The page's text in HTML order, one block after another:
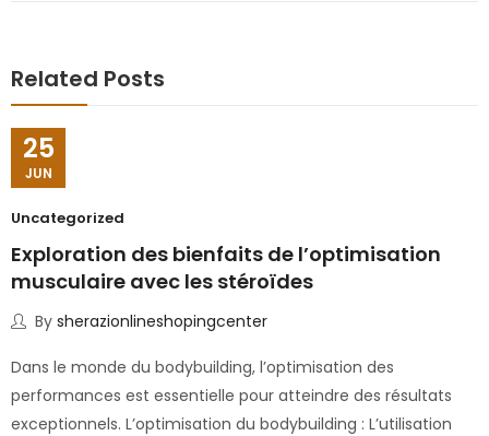
Related Posts
25
JUN
Uncategorized
Exploration des bienfaits de l’optimisation
musculaire avec les stéroïdes
By sherazionlineshopingcenter
Dans le monde du bodybuilding, l’optimisation des
performances est essentielle pour atteindre des résultats
exceptionnels. L’optimisation du bodybuilding : L’utilisation